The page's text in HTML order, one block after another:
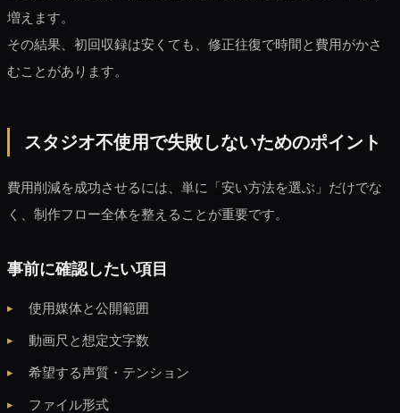
増えます。
その結果、初回収録は安くても、修正往復で時間と費用がかさ
むことがあります。
スタジオ不使用で失敗しないためのポイント
費用削減を成功させるには、単に「安い方法を選ぶ」だけでな
く、制作フロー全体を整えることが重要です。
事前に確認したい項目
使用媒体と公開範囲
動画尺と想定文字数
希望する声質・テンション
ファイル形式